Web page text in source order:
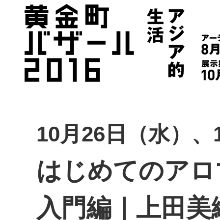
10月26日（水）
はじめてのア
入門編｜上田